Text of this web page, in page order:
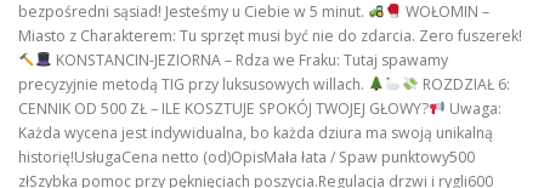
bezpośredni sąsiad! Jesteśmy u Ciebie w 5 minut.
WOŁOMIN –
Miasto z Charakterem: Tu sprzęt musi być nie do zdarcia. Zero fuszerek!
KONSTANCIN-JEZIORNA – Rdza we Fraku: Tutaj spawamy
precyzyjnie metodą TIG przy luksusowych willach.
ROZDZIAŁ 6:
CENNIK OD 500 ZŁ – ILE KOSZTUJE SPOKÓJ TWOJEJ GŁOWY?
Uwaga:
Każda wycena jest indywidualna, bo każda dziura ma swoją unikalną
historię!UsługaCena netto (od)OpisMała łata / Spaw punktowy500
złSzybka pomoc przy pęknięciach poszycia.Regulacja drzwi i rygli600